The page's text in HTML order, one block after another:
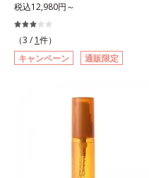
美容成分「GLルートブースター
(*10)」を配合することで、肌のふ
っくら感や透明感を叶えます。美白
ケアしながら多角的なエイジングケ
アが叶うシリーズに。3ステップで
果的なシナジー設計で、あなたのエ
イジングケアを応援します。*1 メ
ラニンの生成を抑え、シミ・ソバカ
スを防ぐ（ウォッシュを除く）*2
オルビス内スキンケアシリーズの保
湿力*3 年齢に応じたお手入れのこ
ングケア(*3)。ハリも透明感(*4)も
結果主義。年齢サイン(*5)の因子に
着目した肌科学エイジングケア(*3)
シリーズ。オルビスユー ドットシ
リーズは、年齢による肌悩み一つ一
ていることの根本原因に着目。加齢
いて研究を進めたところ、弾力感の
ない状態である「ハリのなさ」や、
くすみ(*6)などが現れている状態で
ある「透明感のなさ」が現れること
税込12,980円～
（3 / 1件）
キャンペーン
通販限定